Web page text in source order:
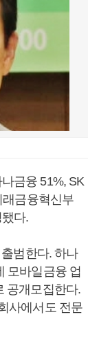
금융 51%, SK
래금융혁신부
다.
범한다. 하나
모바일금융 업
공개모집한다.
사에서도 전문